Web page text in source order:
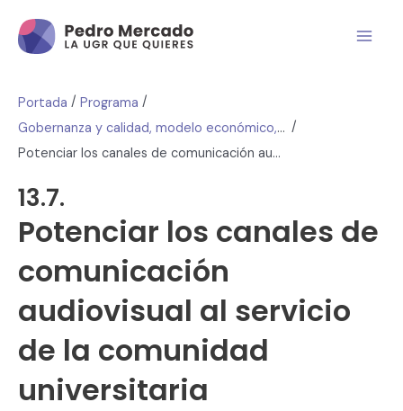
Portada / Programa /
Gobernanza y calidad, modelo económico, comunicación /
Potenciar los canales de comunicación audiovisual al servicio de la comunidad universitaria
13.7.
Potenciar los canales de
comunicación
audiovisual al servicio
de la comunidad
universitaria